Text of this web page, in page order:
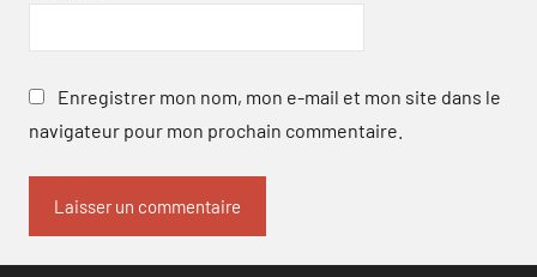
Enregistrer mon nom, mon e-mail et mon site dans le
navigateur pour mon prochain commentaire.